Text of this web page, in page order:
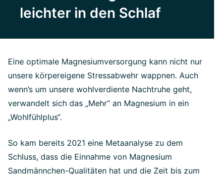
leichter in den Schlaf
Eine optimale Magnesiumversorgung kann nicht nur
unsere körpereigene Stressabwehr wappnen. Auch
wenn’s um unsere wohlverdiente Nachtruhe geht,
verwandelt sich das „Mehr“ an Magnesium in ein
„Wohlfühlplus“.
So kam bereits 2021 eine Metaanalyse zu dem
Schluss, dass die Einnahme von Magnesium
Sandmännchen-Qualitäten hat und die Zeit bis zum